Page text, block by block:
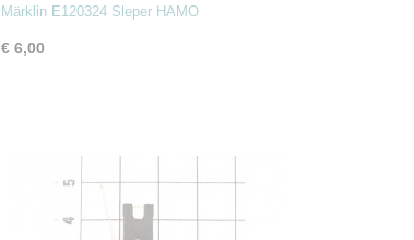
(MBT3)
Märklin E120324 Sleper HAMO
€ 6,00